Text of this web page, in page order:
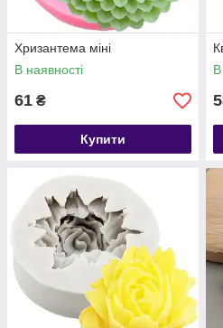
Хризантема міні
В наявності
61 ₴
Купити
В